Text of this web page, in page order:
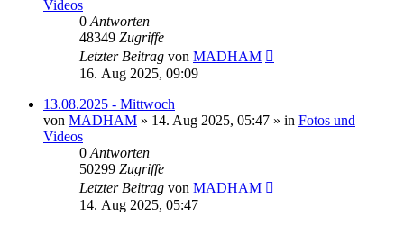
Videos
0 Antworten
48349 Zugriffe
Letzter Beitrag von MADHAM
16. Aug 2025, 09:09
13.08.2025 - Mittwoch
von MADHAM » 14. Aug 2025, 05:47 » in Fotos und
Videos
0 Antworten
50299 Zugriffe
Letzter Beitrag von MADHAM
14. Aug 2025, 05:47